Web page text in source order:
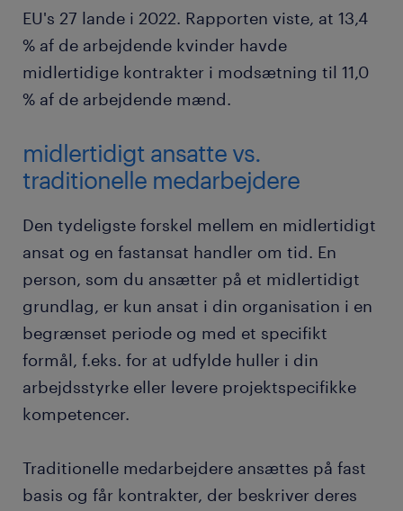
EU's 27 lande i 2022. Rapporten viste, at 13,4
% af de arbejdende kvinder havde
midlertidige kontrakter i modsætning til 11,0
% af de arbejdende mænd.
midlertidigt ansatte vs.
traditionelle medarbejdere
Den tydeligste forskel mellem en midlertidigt
ansat og en fastansat handler om tid. En
person, som du ansætter på et midlertidigt
grundlag, er kun ansat i din organisation i en
begrænset periode og med et specifikt
formål, f.eks. for at udfylde huller i din
arbejdsstyrke eller levere projektspecifikke
kompetencer.
Traditionelle medarbejdere ansættes på fast
basis og får kontrakter, der beskriver deres